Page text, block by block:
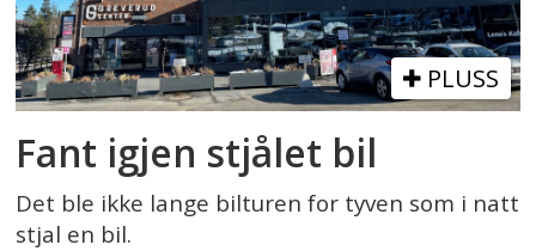
PLUSS
Fant igjen stjålet bil
Det ble ikke lange bilturen for tyven som i natt
stjal en bil.